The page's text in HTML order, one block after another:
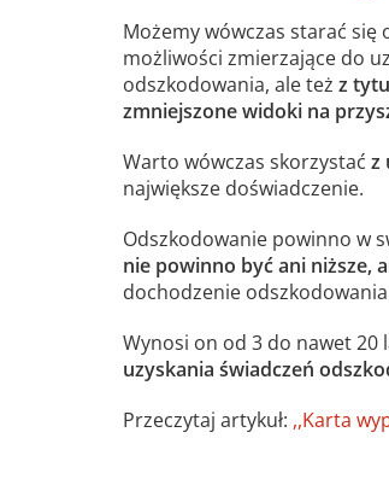
Możemy wówczas starać się
możliwości zmierzające do
odszkodowania, ale też z
zmniejszone widoki na
Warto wówczas skorzystać z
największe doświadczenie.
Odszkodowanie powinno w
nie powinno być ani niższe,
dochodzenie
Wynosi on od 3 do nawet 20
uzyskania świadczeń
Przeczytaj artykuł: ,,Karta